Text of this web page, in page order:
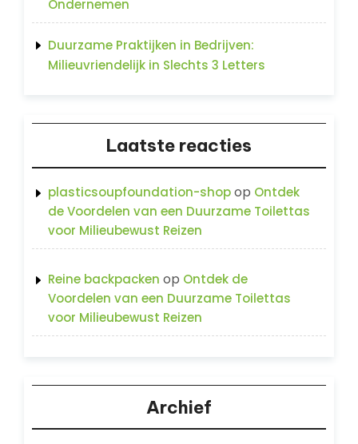
Ondernemen
Duurzame Praktijken in Bedrijven:
Milieuvriendelijk in Slechts 3 Letters
Laatste reacties
plasticsoupfoundation-shopop Ontdek
de Voordelen van een Duurzame Toilettas
voor Milieubewust Reizen
Reine backpacken op Ontdek de
Voordelen van een Duurzame Toilettas
voor Milieubewust Reizen
Archief